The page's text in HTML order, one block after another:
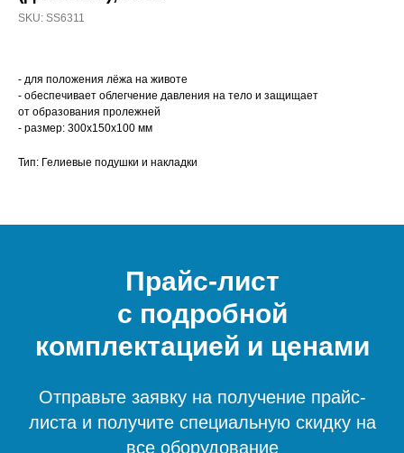
SKU: SS6311
- для положения лёжа на животе
- обеспечивает облегчение давления на тело и защищает
от образования пролежней
- размер: 300x150x100 мм
Тип: Гелиевые подушки и накладки
Прайс-лист
с подробной
комплектацией и ценами
Отправьте заявку на получение прайс-
листа и получите специальную скидку на
все оборудование